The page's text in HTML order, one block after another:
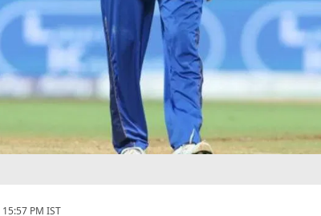
PM IST